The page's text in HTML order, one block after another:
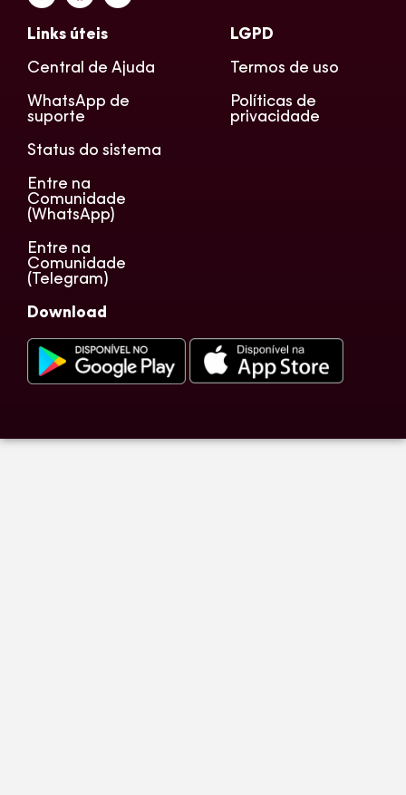
Links úteis
Central de Ajuda
WhatsApp de
suporte
Status do sistema
Entre na
Comunidade
(WhatsApp)
Entre na
Comunidade
(Telegram)
LGPD
Termos de uso
Políticas de
privacidade
Download